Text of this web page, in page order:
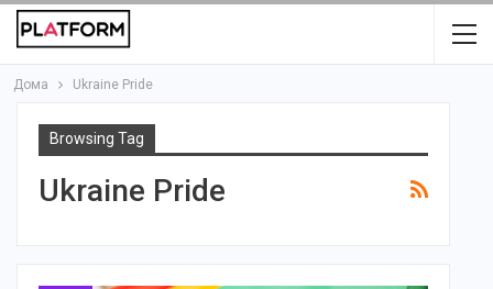
Дома Ukraine Pride
Browsing Tag
Ukraine Pride